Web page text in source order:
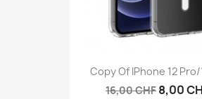
Copy Of IPhone 12 Pro/
16,00 CHF 8,00